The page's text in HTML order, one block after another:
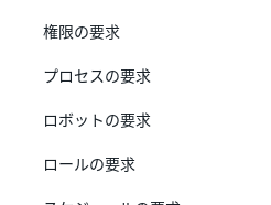
権限の要求
プロセスの要求
ロボットの要求
ロールの要求